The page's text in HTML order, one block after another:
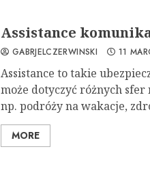
Assistance
GABRJELCZERWINSKI 11
Assistance to takie
może dotyczyć różnych sfer
np. podróży na wakacje,
MORE